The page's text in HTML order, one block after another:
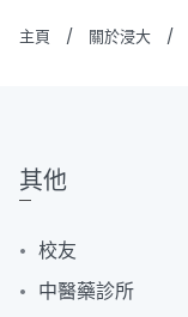
主頁 / 關於浸大 /
其他
校友
中醫藥診所